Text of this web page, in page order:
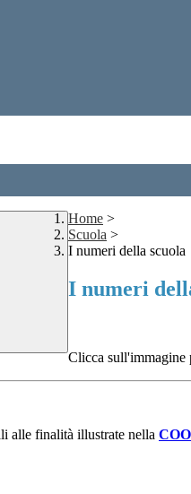
Home >
Scuola >
I numeri della scuola
I numeri
Clicca sull'immagine
alle finalità illustrate nella